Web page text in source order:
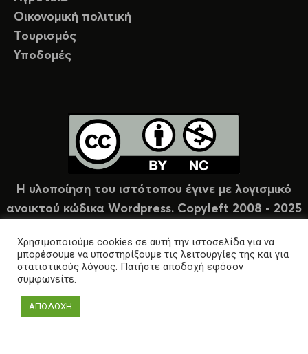
Οικονομική πολιτική
Τουρισμός
Υποδομές
Η υλοποίηση του ιστότοπου έγινε με λογισμικό
ανοικτού κώδικα Wordpress. Copyleft 2008 - 2025
Χρησιμοποιούμε cookies σε αυτή την ιστοσελίδα για να
μπορέσουμε να υποστηρίξουμε τις λειτουργίες της και για
στατιστικούς λόγους. Πατήστε αποδοχή εφόσον
συμφωνείτε.
ΑΠΟΔΟΧΗ